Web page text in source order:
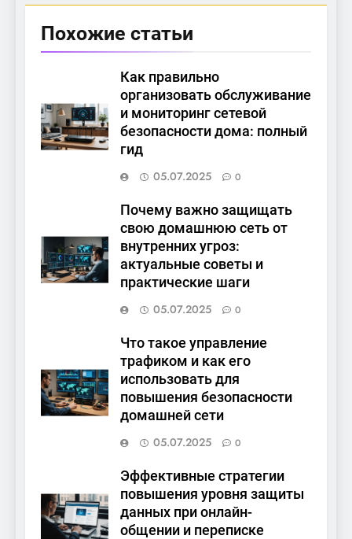
Похожие статьи
Как правильно
организовать обслуживание
и мониторинг сетевой
безопасности дома: полный
гид
05.07.2025
0
Почему важно защищать
свою домашнюю сеть от
внутренних угроз:
актуальные советы и
практические шаги
05.07.2025
0
Что такое управление
трафиком и как его
использовать для
повышения безопасности
домашней сети
05.07.2025
0
Эффективные стратегии
повышения уровня защиты
данных при онлайн-
общении и переписке